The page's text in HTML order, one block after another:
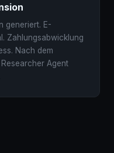
generiert. E-
Zahlungsabwicklung
Nach dem
Agent